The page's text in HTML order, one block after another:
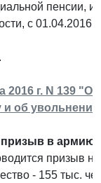
пенсии,
с
2016 г. N 139
об
в армию.
призыв
- 155 тыс.